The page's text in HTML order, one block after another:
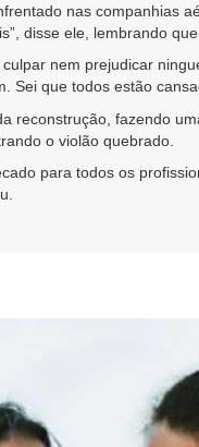
nas companhias
disse ele, lembrando
nem prejudicar
Sei que todos estão
reconstrução, fazendo
o violão quebrado.
para todos os